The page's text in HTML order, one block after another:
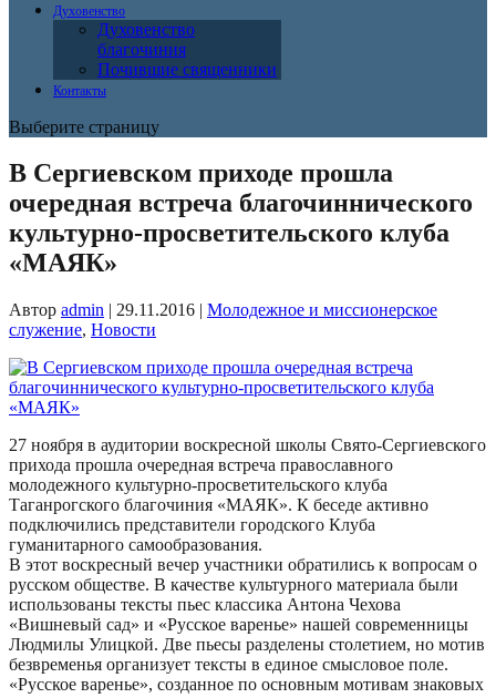
Духовенство
Духовенство
благочиния
Почившие священники
Контакты
Выберите страницу
В Сергиевском приходе прошла
очередная встреча благочиннического
культурно-просветительского клуба
«МАЯК»
Автор admin | 29.11.2016 | Молодежное и миссионерское
служение, Новости
27 ноября в аудитории воскресной школы Свято-Сергиевского
прихода прошла очередная встреча православного
молодежного культурно-просветительского клуба
Таганрогского благочиния «МАЯК». К беседе активно
подключились представители городского Клуба
гуманитарного самообразования.
В этот воскресный вечер участники обратились к вопросам о
русском обществе. В качестве культурного материала были
использованы тексты пьес классика Антона Чехова
«Вишневый сад» и «Русское варенье» нашей современницы
Людмилы Улицкой. Две пьесы разделены столетием, но мотив
безвременья организует тексты в единое смысловое поле.
«Русское варенье», созданное по основным мотивам знаковых